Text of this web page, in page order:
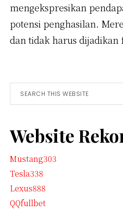
mengekspresikan
potensi penghasilan.
dan tidak harus dijadikan
Primary
Search
this
Website
Mustang303
Tesla338
Lexus888
QQfullbet